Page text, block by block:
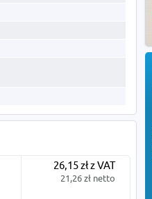
26,15 zł z VAT
21,26 zł netto